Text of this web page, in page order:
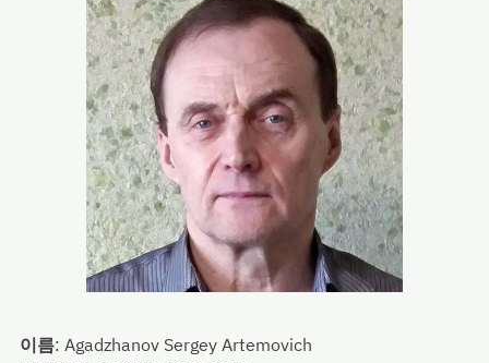
이름: Agadzhanov Sergey Artemovich